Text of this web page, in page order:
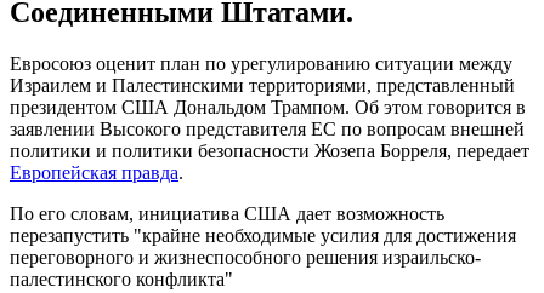
Соединенными Штатами.
Евросоюз оценит план по урегулированию ситуации между
Израилем и Палестинскими территориями, представленный
президентом США Дональдом Трампом. Об этом говорится в
заявлении Высокого представителя ЕС по вопросам внешней
политики и политики безопасности Жозепа Борреля, передает
Европейская правда.
По его словам, инициатива США дает возможность
перезапустить "крайне необходимые усилия для достижения
переговорного и жизнеспособного решения израильско-
палестинского конфликта"